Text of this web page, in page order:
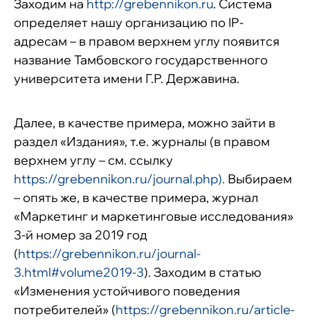
Заходим на http://grebennikon.ru. Система
определяет нашу организацию по IP-
адресам – в правом верхнем углу появится
название Тамбовского государственного
университета имени Г.Р. Державина.
Далее, в качестве примера, можно зайти в
раздел «Издания», т.е. журналы (в правом
верхнем углу – см. ссылку
https://grebennikon.ru/journal.php). Выбираем
– опять же, в качестве примера, журнал
«Маркетинг и маркетинговые исследования»
3-й номер за 2019 год
(https://grebennikon.ru/journal-
3.html#volume2019-3). Заходим в статью
«Изменения устойчивого поведения
потребителей» (https://grebennikon.ru/article-